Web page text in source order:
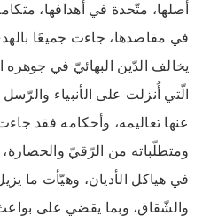
أصلها، متّحدة في أهدافها،
في مقاصدها، جاءت جميعًا
يخالف الدّين البهائيّ في جوهره
الّتي أُنزلت على الأنبياء والرّسل
عنها تعاليمه، وأحكامه فقد
ومتطلّباته من الرّقيّ والحضارة،
في هياكل الأديان، وهيّأت ما
والشّقاق، وبما يقضي على